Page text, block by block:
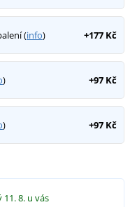
(info) +177 Kč
) +97 Kč
) +97 Kč
11. 8. u vás